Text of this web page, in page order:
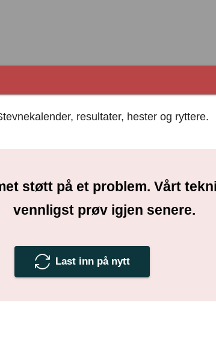
resultater, hester og ryttere.
støtt på et problem. Vårt
vennligst prøv igjen senere.
Last inn på nytt